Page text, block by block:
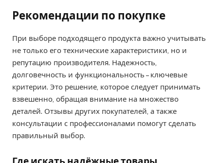
Рекомендации по покупке
При выборе подходящего продукта важно учитывать
не только его технические характеристики, но и
репутацию производителя. Надежность,
долговечность и функциональность – ключевые
критерии. Это решение, которое следует принимать
взвешенно, обращая внимание на множество
деталей. Отзывы других покупателей, а также
консультации с профессионалами помогут сделать
правильный выбор.